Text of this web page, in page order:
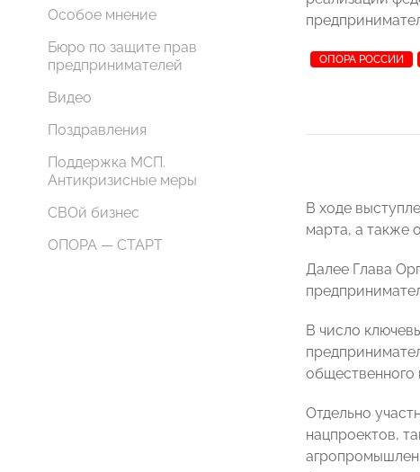
Особое мнение
Бюро по защите прав
предпринимателей
Видео
Поздравления
Поддержка МСП.
Антикризисные меры
СВОй бизнес
ОПОРА — СТАРТ
ОПОРА РОССИИ
В ходе
марта, а также
Далее Глава
В число
общественного
Отдельно
нацпроектов,